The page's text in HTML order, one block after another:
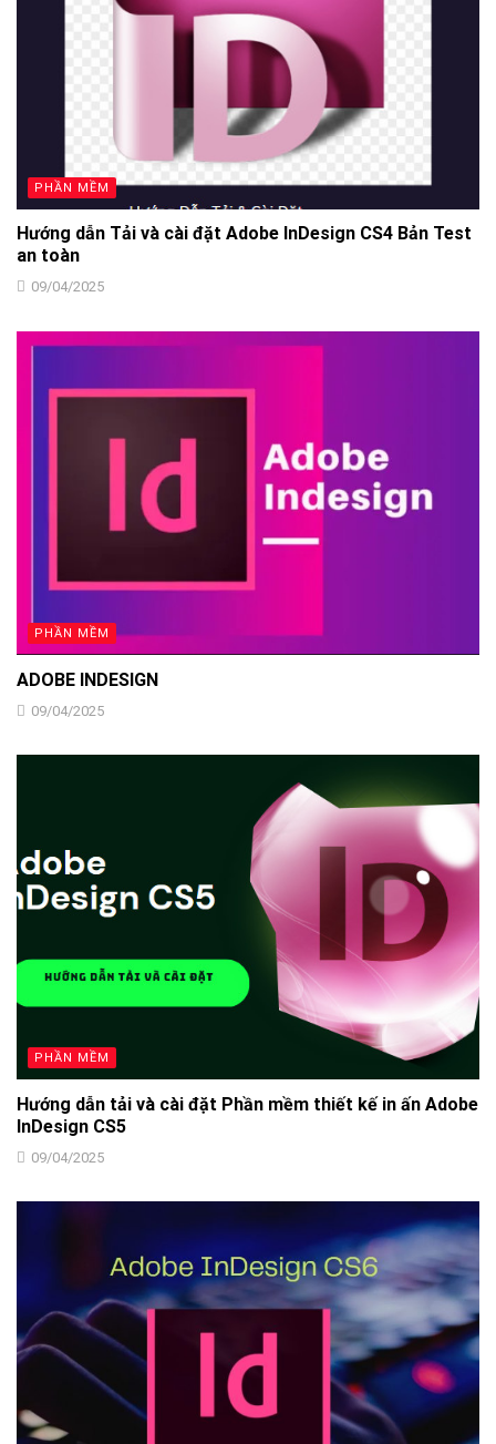
PHẦN MỀM
Hướng dẫn Tải và cài đặt Adobe InDesign CS4 Bản Test
an toàn
09/04/2025
PHẦN MỀM
ADOBE INDESIGN
09/04/2025
PHẦN MỀM
Hướng dẫn tải và cài đặt Phần mềm thiết kế in ấn Adobe
InDesign CS5
09/04/2025